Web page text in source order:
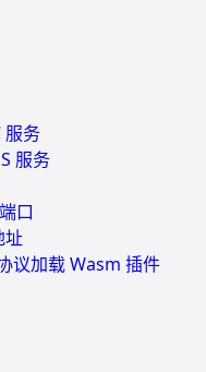
服务
服务
口
址
议加载 Wasm 插件